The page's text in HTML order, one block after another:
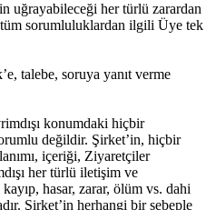
uğrayabileceği her türlü zarardan
sorumluluklardan ilgili Üye tek
talebe, soruya yanıt verme
konumdaki hiçbir
değildir. Şirket’in, hiçbir
içeriği, Ziyaretçiler
her türlü iletişim ve
hasar, zarar, ölüm vs. dahi
Şirket’in herhangi bir sebeple